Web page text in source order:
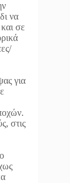
να
σε
για
στις